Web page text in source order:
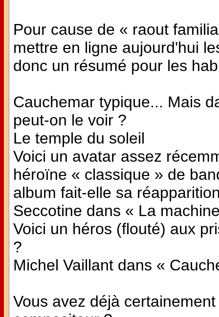
Pour cause de « raout
mettre en ligne aujourd'hui
donc un résumé pour les
Cauchemar typique... Mais
peut-on le voir ?
Le temple du soleil
Voici un avatar assez
héroïne « classique » de
album fait-elle sa
Seccotine dans « La
Voici un héros (flouté) aux
?
Michel Vaillant dans «
Vous avez déjà